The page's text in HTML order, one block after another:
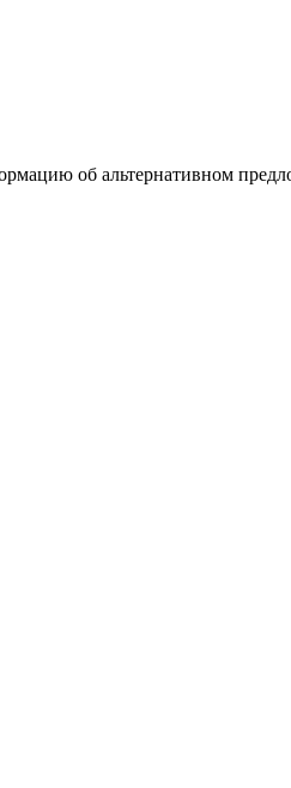
об альтернативном